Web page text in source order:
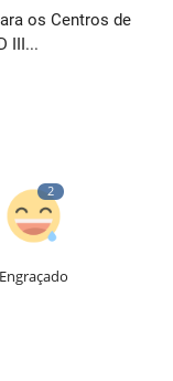
os Centros de
III...
2
Engraçado